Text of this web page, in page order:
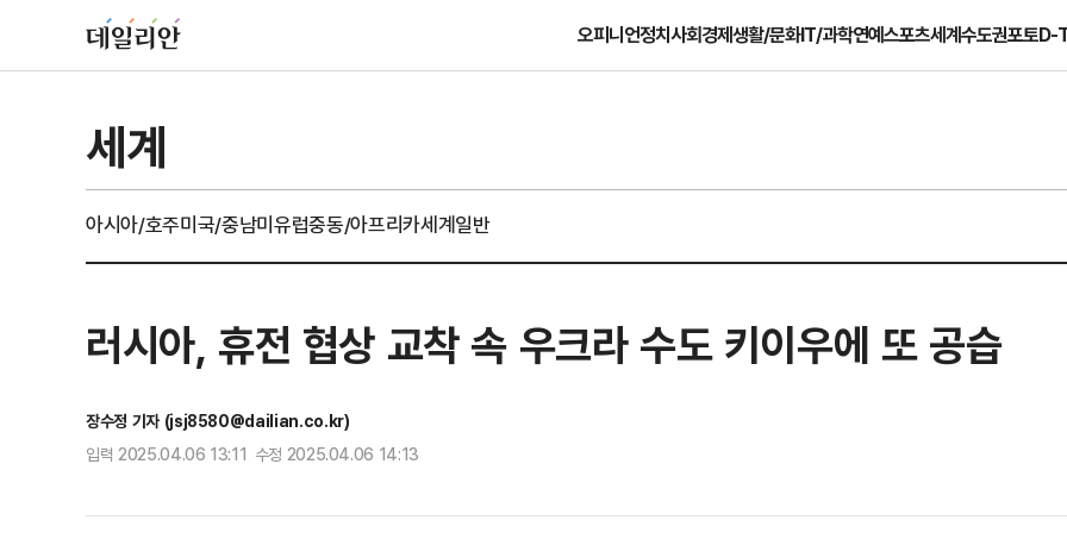
오피니언정치사회경제생활/문화IT/과학연예스포츠세계수도권포토D-
세계
아시아/호주미국/중남미유럽중동/아프리카세계일반
러시아, 휴전 협상 교착 속 우크라 수도 키이우에 또 공습
장수정 기자 (jsj8580@dailian.co.kr)
입력 2025.04.06 13:11 수정 2025.04.06 14:13